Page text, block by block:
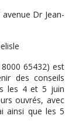
Dr Jean-
65432) est
des conseils
les 4 et 5 juin
ouvrés, avec
ainsi que les 5